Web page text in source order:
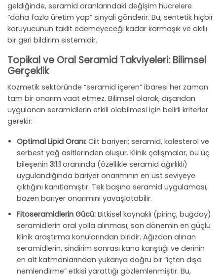
geldiğinde, seramid oranlarındaki değişim hücrelere
“daha fazla üretim yap” sinyali gönderir. Bu, sentetik hiçbir
koruyucunun taklit edemeyeceği kadar karmaşık ve akıllı
bir geri bildirim sistemidir.
Topikal ve Oral Seramid Takviyeleri: Bilimsel
Gerçeklik
Kozmetik sektöründe “seramid içeren” ibaresi her zaman
tam bir onarım vaat etmez. Bilimsel olarak, dışarıdan
uygulanan seramidlerin etkili olabilmesi için belirli kriterler
gerekir:
Optimal Lipid Oranı:Cilt bariyeri; seramid, kolesterol ve
serbest yağ asitlerinden oluşur. Klinik çalışmalar, bu üç
bileşenin 3:1:1oranında (özellikle seramid ağırlıklı)
uygulandığında bariyer onarımının en üst seviyeye
çıktığını kanıtlamıştır. Tek başına seramid uygulaması,
bazen bariyer onarımını yavaşlatabilir.
Fitoseramidlerin Gücü:Bitkisel kaynaklı (pirinç, buğday)
seramidlerin oral yolla alınması, son dönemin en güçlü
klinik araştırma konularından biridir. Ağızdan alınan
seramidlerin, sindirim sonrası kana karıştığı ve derinin
en alt katmanlarından yukarıya doğru bir “içten dışa
nemlendirme” etkisi yarattığı gözlemlenmiştir. Bu,